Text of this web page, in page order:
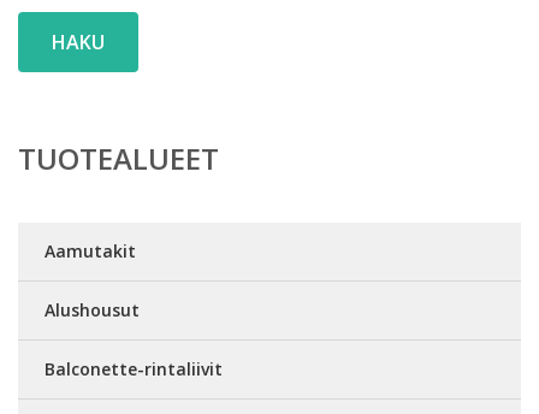
HAKU
TUOTEALUEET
Aamutakit
Alushousut
Balconette-rintaliivit